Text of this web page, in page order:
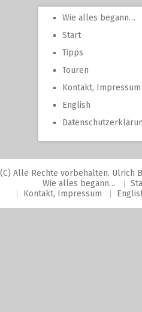
Wie alles begann…
Start
Tipps
Touren
Kontakt, Impressum
English
(C) Alle Rechte vorbehalten. Ulrich
Wie alles begann…
Kontakt, Impressum